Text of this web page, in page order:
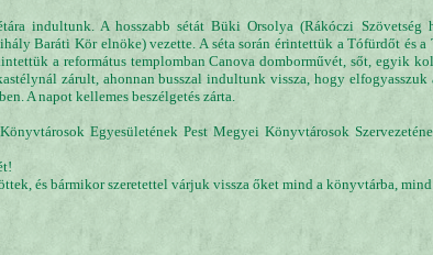
indultunk. A hosszabb sétát Büki Orsolya (Rákóczi Szövetség
Baráti Kör elnöke) vezette. A séta során érintettük a Tófürdőt és
a református templomban Canova domborművét, sőt, egyik
zárult, ahonnan busszal indultunk vissza, hogy
A napot kellemes beszélgetés zárta.
Egyesületének Pest Megyei Könyvtárosok
és bármikor szeretettel várjuk vissza őket mind a könyvtárba,